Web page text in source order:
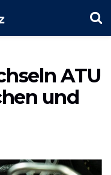
ATU
und